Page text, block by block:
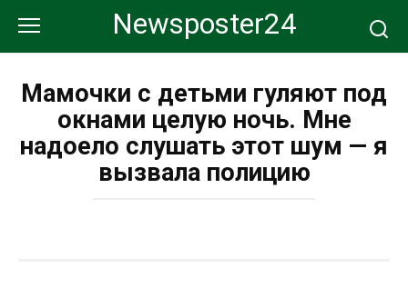
контенту
Newsposter24
Мамочки с детьми гуляют под
окнами целую ночь. Мне
надоело слушать этот шум — я
вызвала полицию